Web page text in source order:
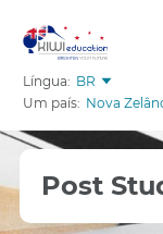
Língua: BR
Um país: Nova
Post